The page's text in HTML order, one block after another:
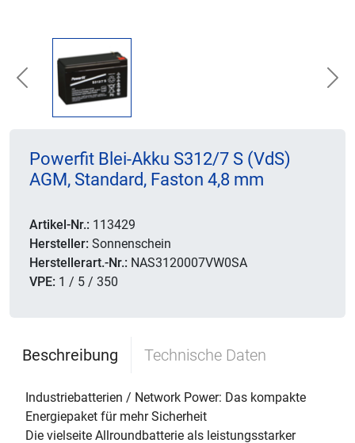
Previous
Powerfit Blei-Akku S312/7 S (VdS)
AGM, Standard, Faston 4,8 mm
Artikel-Nr.: 113429
Hersteller: Sonnenschein
Herstellerart.-Nr.: NAS3120007VW0SA
VPE: 1 / 5 / 350
Beschreibung Technische Daten
Industriebatterien / Network Power: Das kompakte
Energiepaket für mehr Sicherheit
Die vielseite Allroundbatterie als leistungsstarker